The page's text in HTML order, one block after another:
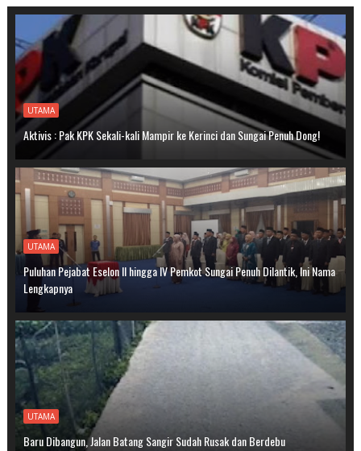
UTAMA
Aktivis : Pak KPK Sekali-kali Mampir ke Kerinci dan Sungai Penuh Dong!
UTAMA
Puluhan Pejabat Eselon II hingga IV Pemkot Sungai Penuh Dilantik, Ini Nama
Lengkapnya
UTAMA
Baru Dibangun, Jalan Batang Sangir Sudah Rusak dan Berdebu